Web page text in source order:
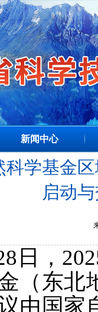
新闻中心
科学基金
启动
，
（东北
由国家